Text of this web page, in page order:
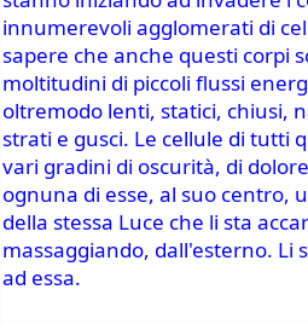
innumerevoli agglomerati di
sapere che anche questi corpi
moltitudini di piccoli flussi
oltremodo lenti, statici, chiusi,
strati e gusci. Le cellule di tutti
vari gradini di oscurità, di
ognuna di esse, al suo centro,
della stessa Luce che li sta
massaggiando, dall'esterno. Li
ad essa.